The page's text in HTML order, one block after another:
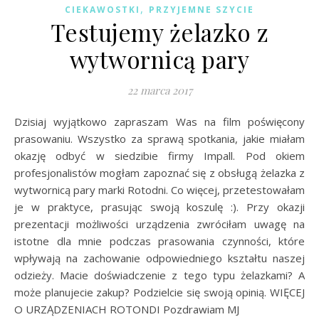
CIEKAWOSTKI , PRZYJEMNE SZYCIE
Testujemy żelazko z
wytwornicą pary
22 marca 2017
Dzisiaj wyjątkowo zapraszam Was na film poświęcony
prasowaniu. Wszystko za sprawą spotkania, jakie miałam
okazję odbyć w siedzibie firmy Impall. Pod okiem
profesjonalistów mogłam zapoznać się z obsługą żelazka z
wytwornicą pary marki Rotodni. Co więcej, przetestowałam
je w praktyce, prasując swoją koszulę :). Przy okazji
prezentacji możliwości urządzenia zwróciłam uwagę na
istotne dla mnie podczas prasowania czynności, które
wpływają na zachowanie odpowiedniego kształtu naszej
odzieży. Macie doświadczenie z tego typu żelazkami? A
może planujecie zakup? Podzielcie się swoją opinią. WIĘCEJ
O URZĄDZENIACH ROTONDI Pozdrawiam MJ